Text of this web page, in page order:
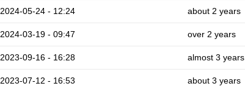
2024-05-24 - 12:24 about 2 years
2024-03-19 - 09:47 over 2 years
2023-09-16 - 16:28 almost 3 years
2023-07-12 - 16:53 about 3 years